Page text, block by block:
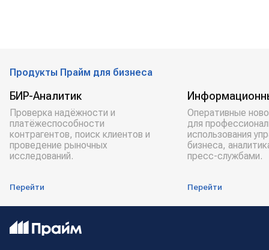
Продукты Прайм для бизнеса
БИР-Аналитик
Проверка надёжности и
платёжеспособности
контрагентов, поиск клиентов и
проведение рыночных
исследований.
Перейти
Оперативные
для
использования
бизнеса,
пресс-службами.
Перейти